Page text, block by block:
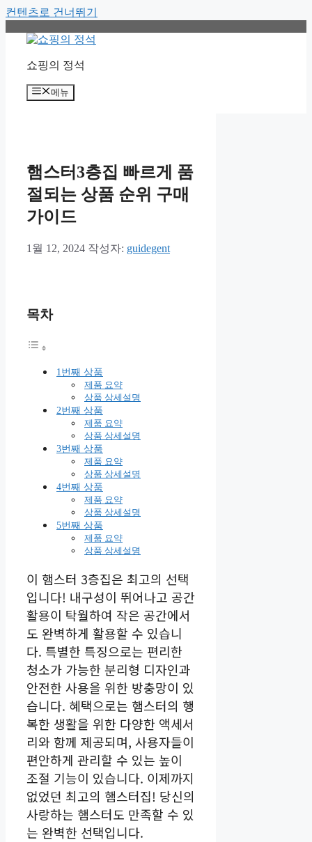
컨텐츠로 건너뛰기
쇼핑의 정석
메뉴
햄스터3층집 빠르게 품
절되는 상품 순위 구매
가이드
1월 12, 2024 작성자: guidegent
목차
1번째 상품
제품 요약
상품 상세설명
2번째 상품
제품 요약
상품 상세설명
3번째 상품
제품 요약
상품 상세설명
4번째 상품
제품 요약
상품 상세설명
5번째 상품
제품 요약
상품 상세설명
이 햄스터 3층집은 최고의 선택
입니다! 내구성이 뛰어나고 공간
활용이 탁월하여 작은 공간에서
도 완벽하게 활용할 수 있습니
다. 특별한 특징으로는 편리한
청소가 가능한 분리형 디자인과
안전한 사용을 위한 방충망이 있
습니다. 혜택으로는 햄스터의 행
복한 생활을 위한 다양한 액세서
리와 함께 제공되며, 사용자들이
편안하게 관리할 수 있는 높이
조절 기능이 있습니다. 이제까지
없었던 최고의 햄스터집! 당신의
사랑하는 햄스터도 만족할 수 있
는 완벽한 선택입니다.